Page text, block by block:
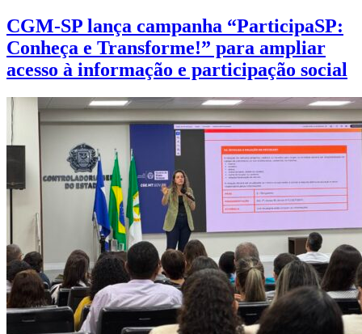
CGM-SP lança campanha “ParticipaSP:
Conheça e Transforme!” para ampliar
acesso à informação e participação social